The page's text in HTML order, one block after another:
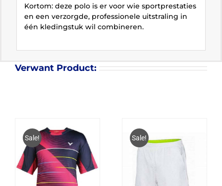
Kortom: deze polo is er voor wie sportprestaties
en een verzorgde, professionele uitstraling in
één kledingstuk wil combineren.
Verwant Product:
Sale! Sale!